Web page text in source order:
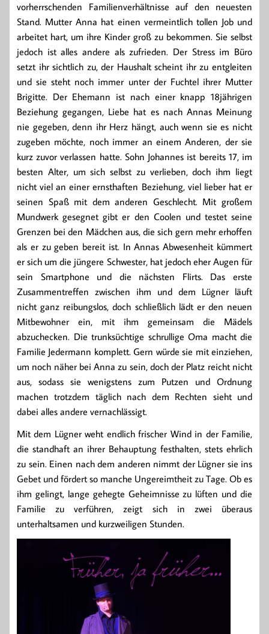
vorherrschenden Familienverhältnisse auf den neuesten
Stand. Mutter Anna hat einen vermeintlich tollen Job und
arbeitet hart, um ihre Kinder groß zu bekommen. Sie selbst
jedoch ist alles andere als zufrieden. Der Stress im Büro
setzt ihr sichtlich zu, der Haushalt scheint ihr zu entgleiten
und sie steht noch immer unter der Fuchtel ihrer Mutter
Brigitte. Der Ehemann ist nach einer knapp 18jährigen
Beziehung gegangen, Liebe hat es nach Annas Meinung
nie gegeben, denn ihr Herz hängt, auch wenn sie es nicht
zugeben möchte, noch immer an einem Anderen, der sie
kurz zuvor verlassen hatte. Sohn Johannes ist bereits 17, im
besten Alter, um sich selbst zu verlieben, doch ihm liegt
nicht viel an einer ernsthaften Beziehung, viel lieber hat er
seinen Spaß mit dem anderen Geschlecht. Mit großem
Mundwerk gesegnet gibt er den Coolen und testet seine
Grenzen bei den Mädchen aus, die sich gern mehr erhoffen
als er zu geben bereit ist. In Annas Abwesenheit kümmert
er sich um die jüngere Schwester, hat jedoch eher Augen für
sein Smartphone und die nächsten Flirts. Das erste
Zusammentreffen zwischen ihm und dem Lügner läuft
nicht ganz reibungslos, doch schließlich lädt er den neuen
Mitbewohner ein, mit ihm gemeinsam die Mädels
abzuchecken. Die trunksüchtige schrullige Oma macht die
Familie Jedermann komplett. Gern würde sie mit einziehen,
um noch näher bei Anna zu sein, doch der Platz reicht nicht
aus, sodass sie wenigstens zum Putzen und Ordnung
machen trotzdem täglich nach dem Rechten sieht und
dabei alles andere vernachlässigt.
Mit dem Lügner weht endlich frischer Wind in der Familie,
die standhaft an ihrer Behauptung festhalten, stets ehrlich
zu sein. Einen nach dem anderen nimmt der Lügner sie ins
Gebet und fördert so manche Ungereimtheit zu Tage. Ob es
ihm gelingt, lange gehegte Geheimnisse zu lüften und die
Familie zu verführen, zeigt sich in zwei überaus
unterhaltsamen und kurzweiligen Stunden.